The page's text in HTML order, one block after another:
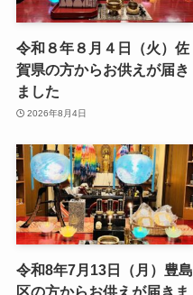
令和８年８月４日（火）佐
賀県の方からお供えが届き
ました
2026年8月4日
令和8年7月13日（月）豊島
区の方からお供えが届きま